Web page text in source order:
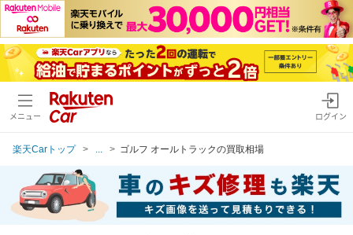
メニュー ログイン
楽天Carトップ ゴルフ オールトラックの買取相場